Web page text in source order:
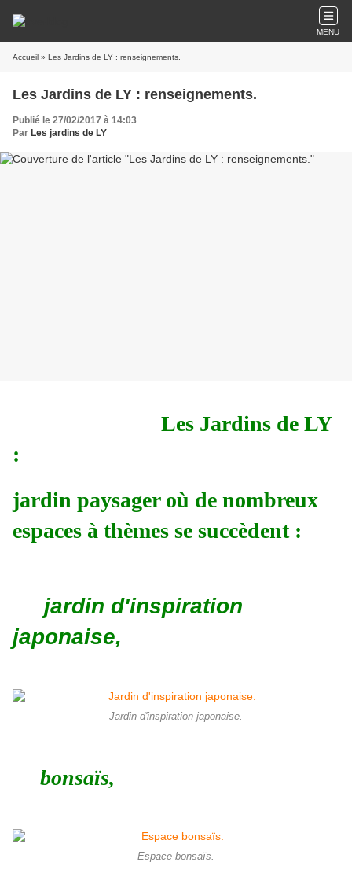
MENU
Accueil » Les Jardins de LY : renseignements.
Les Jardins de LY : renseignements.
Publié le 27/02/2017 à 14:03
Par Les jardins de LY
Les Jardins de LY
:
jardin paysager où de nombreux
espaces à thèmes se succèdent :
jardin d'inspiration
japonaise,
Jardin d'inspiration japonaise.
bonsaïs,
Espace bonsaïs.